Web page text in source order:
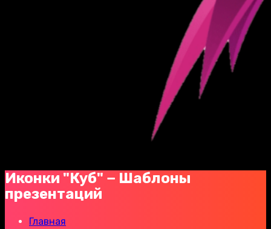
Иконки "Куб" − Шаблоны
презентаций
Главная